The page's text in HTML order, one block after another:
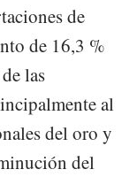
de
de 16,3 %
las
al
del oro y
del